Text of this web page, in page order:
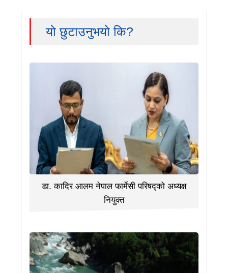
यो छुटाउनुभयो कि?
डा. कादिर आलम नेपाल फार्मेसी परिषद्को अध्यक्ष
नियुक्त